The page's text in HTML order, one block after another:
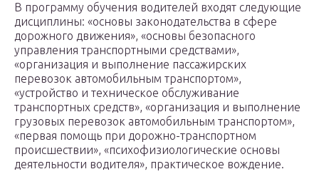
В программу обучения водителей входят следующие
дисциплины: «основы законодательства в сфере
дорожного движения», «основы безопасного
управления транспортными средствами»,
«организация и выполнение пассажирских
перевозок автомобильным транспортом»,
«устройство и техническое обслуживание
транспортных средств», «организация и выполнение
грузовых перевозок автомобильным транспортом»,
«первая помощь при дорожно-транспортном
происшествии», «психофизиологические основы
деятельности водителя», практическое вождение.